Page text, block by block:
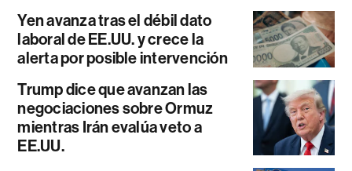
Yen avanza tras el débil dato
laboral de EE.UU. y crece la
alerta por posible intervención
Trump dice que avanzan las
negociaciones sobre Ormuz
mientras Irán evalúa veto a
EE.UU.